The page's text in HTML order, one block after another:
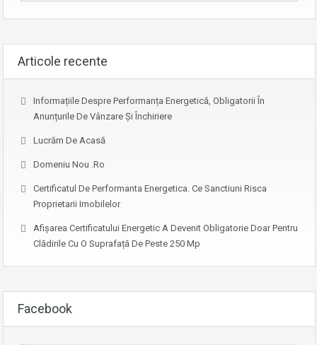
Articole recente
Informațiile Despre Performanța Energetică, Obligatorii În
Anunțurile De Vânzare Și Închiriere
Lucrăm De Acasă
Domeniu Nou .ro
Certificatul De Performanta Energetica. Ce Sanctiuni Risca
Proprietarii Imobilelor
Afişarea Certificatului Energetic A Devenit Obligatorie Doar Pentru
Clădirile Cu O Suprafață De Peste 250 Mp
Facebook